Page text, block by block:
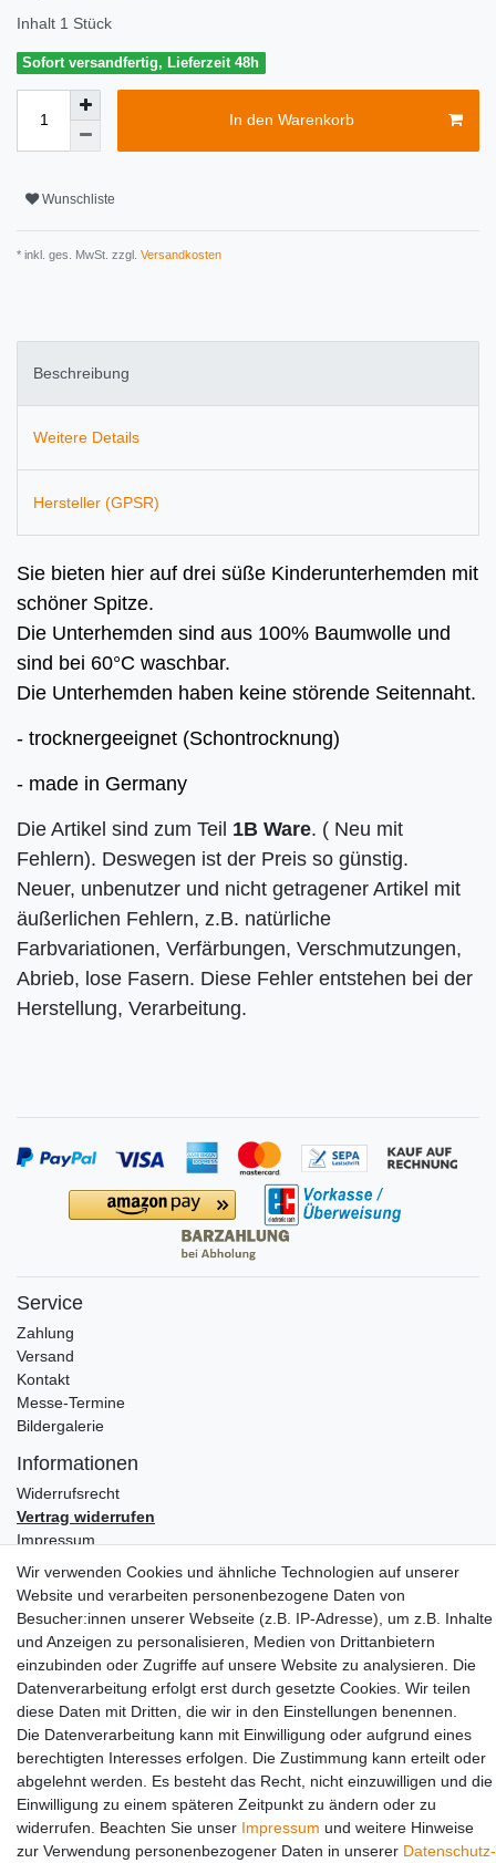
Inhalt 1 Stück
Sofort versandfertig, Lieferzeit 48h
In den Warenkorb
Wunschliste
* inkl. ges. MwSt. zzgl. Versandkosten
Beschreibung
Weitere Details
Hersteller (GPSR)
Sie bieten hier auf drei süße Kinderunterhemden mit
schöner Spitze.
Die Unterhemden sind aus 100% Baumwolle und
sind bei 60°C waschbar.
Die Unterhemden haben keine störende Seitennaht.
- trocknergeeignet (Schontrocknung)
- made in Germany
Die Artikel sind zum Teil 1B Ware. ( Neu mit
Fehlern). Deswegen ist der Preis so günstig.
Neuer, unbenutzer und nicht getragener Artikel mit
äußerlichen Fehlern, z.B. natürliche
Farbvariationen, Verfärbungen, Verschmutzungen,
Abrieb, lose Fasern. Diese Fehler entstehen bei der
Herstellung, Verarbeitung.
Service
Zahlung
Versand
Kontakt
Messe-Termine
Bildergalerie
Informationen
Widerrufs­recht
Vertrag widerrufen
Impressum
Daten­schutz­erklärung
AGB
Partners
Social Media
Wir verwenden Cookies und ähnliche Technologien auf unserer
Website und verarbeiten personenbezogene Daten von
Besucher:innen unserer Webseite (z.B. IP-Adresse), um z.B. Inhalte
und Anzeigen zu personalisieren, Medien von Drittanbietern
einzubinden oder Zugriffe auf unsere Website zu analysieren. Die
Datenverarbeitung erfolgt erst durch gesetzte Cookies. Wir teilen
diese Daten mit Dritten, die wir in den Einstellungen benennen.
Die Datenverarbeitung kann mit Einwilligung oder aufgrund eines
berechtigten Interesses erfolgen. Die Zustimmung kann erteilt oder
abgelehnt werden. Es besteht das Recht, nicht einzuwilligen und die
Einwilligung zu einem späteren Zeitpunkt zu ändern oder zu
widerrufen. Beachten Sie unser Impressum und weitere Hinweise
zur Verwendung personenbezogener Daten in unserer Daten­schutz­